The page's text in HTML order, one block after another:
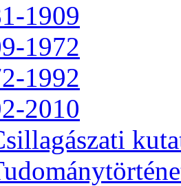
1909
1972
1992
2010